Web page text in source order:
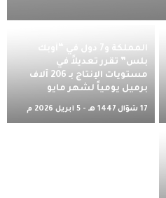
المملكة و7 دول في “أوبك
بلس” تقرر تعديلاً في
مستويات الإنتاج بـ 206 آلاف
برميل يومياً لشهر مايو
17 شوّال 1447 هـ - 5 أبريل 2026 م